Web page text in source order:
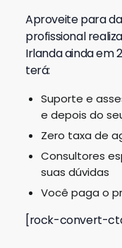
Aproveite para
profissional
Irlanda ainda em
terá:
Suporte e
e depois do
Zero taxa de
Consultores
suas dúvidas
Você paga o
[rock-convert-cta